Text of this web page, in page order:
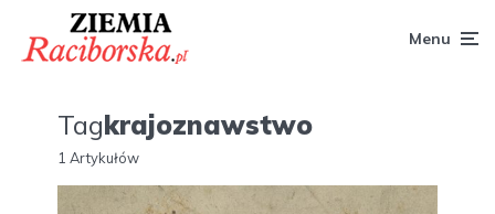
Menu
Tagkrajoznawstwo
1 Artykułów